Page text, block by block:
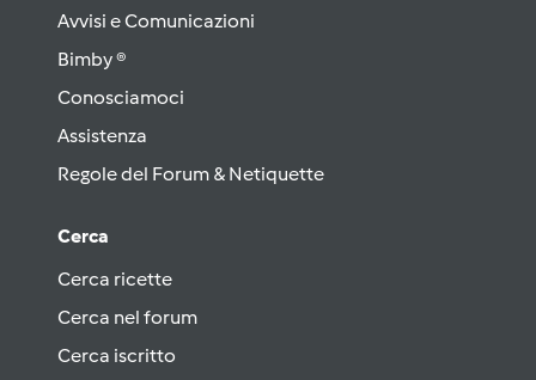
Avvisi e Comunicazioni
Bimby ®
Conosciamoci
Assistenza
Regole del Forum & Netiquette
Cerca
Cerca ricette
Cerca nel forum
Cerca iscritto